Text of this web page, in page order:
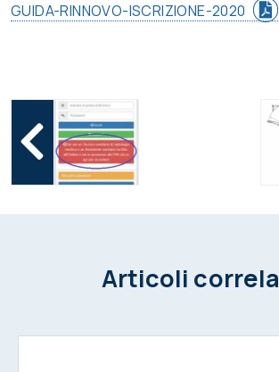
GUIDA-RINNOVO-ISCRIZIONE-2020
Articoli